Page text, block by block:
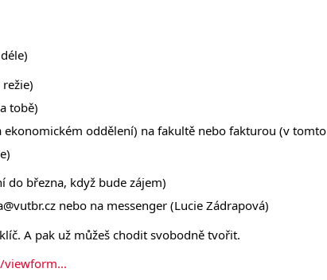
tobě)
oddělení) na fakultě nebo fakturou (v tomto
do března, když bude zájem)
nebo na messenger (Lucie Zádrapová)
A pak už můžeš chodit svobodně tvořit.
viewform...